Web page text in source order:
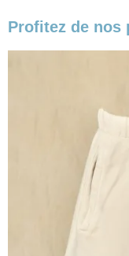
Profitez de nos